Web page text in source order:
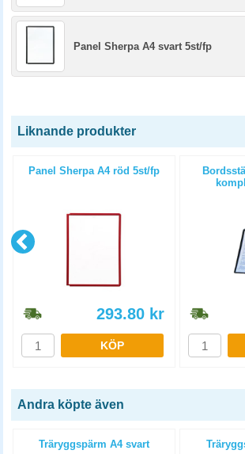
Panel Sherpa A4 svart 5st/fp
Liknande produkter
Panel Sherpa A4 röd 5st/fp
293.80 kr
KÖP
Andra köpte även
Träryggspärm A4 svart